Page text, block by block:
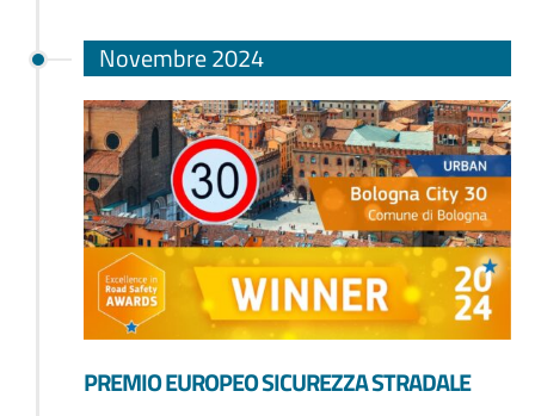
Novembre 2024
PREMIO EUROPEO SICUREZZA STRADALE